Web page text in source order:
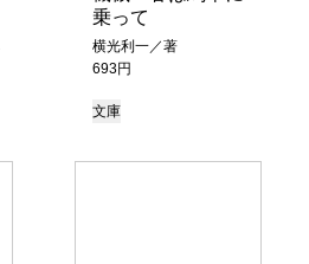
乗って
横光利一／著
693円
文庫